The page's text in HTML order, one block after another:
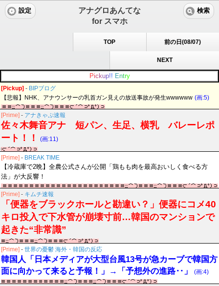
アナグロあんてな
for スマホ
設定 検索
TOP 前の日(08/07)
NEXT
Pic kup!! Entry
[Pickup] - BIPブログ
【悲報】NHK、アナウンサーの乳首ガン見えの放送事故が発生wwwwww (画:5)
[Prime] - アナきゃぷ速報
佐々木舞音アナ 短パン、生足、横乳 バレーレポ
ート！！
(画:11)
[Prime] - BREAK TIME
【冷蔵庫で2晩】全農公式さんが公開「鶏もも肉を最高おいしく食べる方
法」が大反響！
[Prime] - キムチ速報
「便器をブラックホールと勘違い？」便器にコメ40
キロ投入で下水管が崩壊寸前…韓国のマンションで
起きた“非常識”
[Prime] - 世界の憂鬱 海外・韓国の反応
韓国人「日本メディアが大型台風13号が急カーブで韓国方
面に向かって来ると予報！」→「予想外の進路‥」
(画:4)